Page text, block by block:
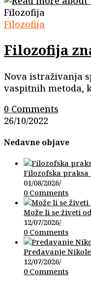
Filozofija
Filozofija
Filozofija
Nova istraživanja
vaspitnih metoda,
0 Comments
26/10/2022
Nedavne objave
Filozofska
01/08/2026/
0 Comments
Može li se živeti
12/07/2026/
0 Comments
Predavanje
12/07/2026/
0 Comments